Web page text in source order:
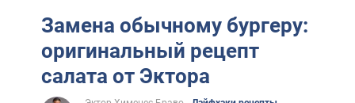
Замена обычному бургеру:
оригинальный рецепт
салата от Эктора